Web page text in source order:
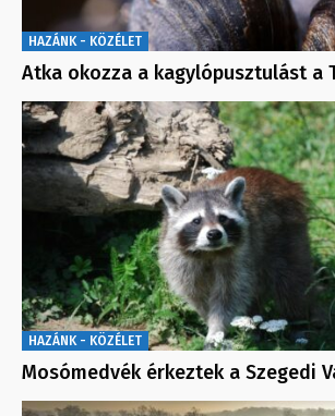
HAZÁNK - KÖZÉLET
Atka okozza a kagylópusztulást a
HAZÁNK - KÖZÉLET
Mosómedvék érkeztek a Szegedi